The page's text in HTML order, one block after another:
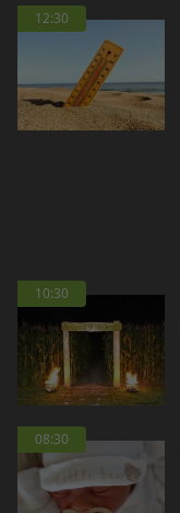
12:30
10:30
08:30